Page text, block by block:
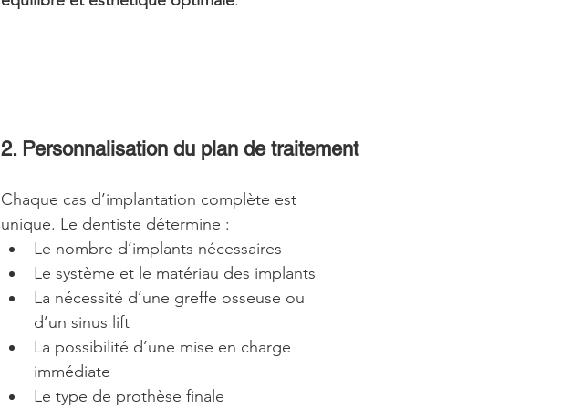
2. Personnalisation du plan de traitement
Chaque cas d’implantation complète est
unique. Le dentiste détermine :
Le nombre d’implants nécessaires
Le système et le matériau des implants
La nécessité d’une greffe osseuse ou
d’un sinus lift
La possibilité d’une mise en charge
immédiate
Le type de prothèse finale